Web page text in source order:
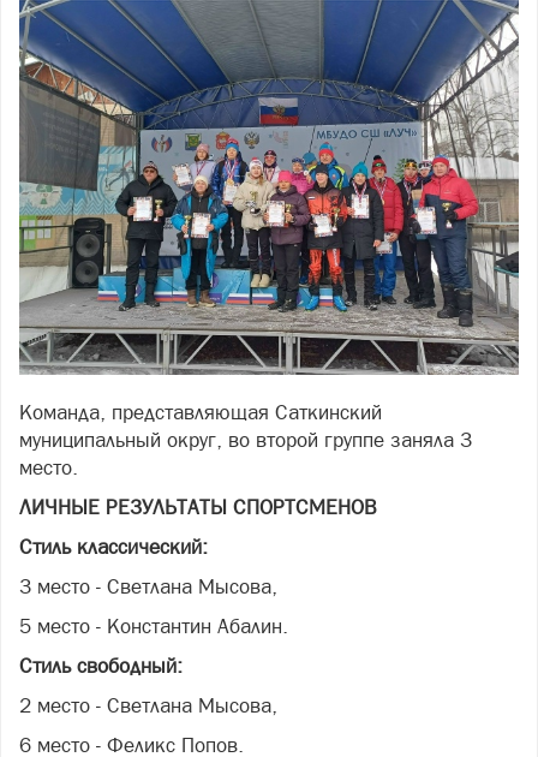
Команда, представляющая Саткинский
муниципальный округ, во второй группе заняла 3
место.
ЛИЧНЫЕ РЕЗУЛЬТАТЫ СПОРТСМЕНОВ
Стиль классический:
3 место - Светлана Мысова,
5 место - Константин Абалин.
Стиль свободный:
2 место - Светлана Мысова,
6 место - Феликс Попов.